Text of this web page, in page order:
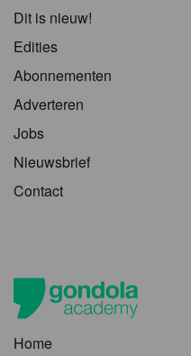
Dit is nieuw!
Edities
Abonnementen
Adverteren
Jobs
Nieuwsbrief
Contact
Home